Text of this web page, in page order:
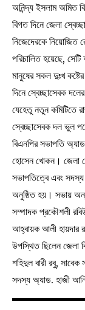
অনিন্দ্য ইসলাম অমিত
বিগত দিনে জেলা
নিজেদেরকে নিয়োজিত
পরিচালিত হয়েছে,
মানুষের সকল দুঃখ
দিনে স্বেচ্ছাসেবক
যেহেতু নতুন কমিটিতে
স্বেচ্ছাসেবক দল ভুল
বিএনপির সভাপতি
হোসেন খোকন। জেলা
সভাপতিত্বে এবং সদস্য
অনুষ্ঠিত হয়। সভায়
সম্পাদক প্রকৌশলী
আহ্বায়ক আলী হায়দার
উপস্থিত ছিলেন জেলা
শহিদুল বারী রবু,
সদস্য অ্যাড. হাজী